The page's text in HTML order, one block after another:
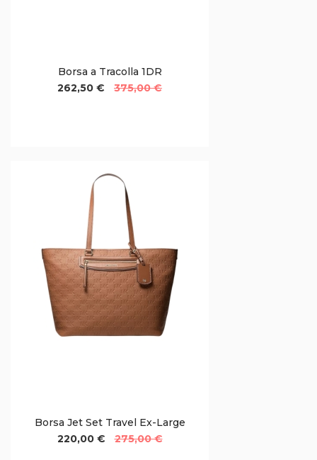
Borsa a Tracolla 1DR
262,50 €
375,00 €
Borsa Jet Set Travel Ex-Large
220,00 €
275,00 €